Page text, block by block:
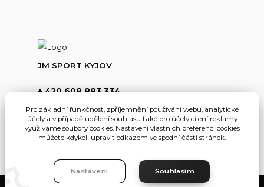
JM SPORT KYJOV
+ 420 608 883 334
info@jmsportkyjov.cz
Pro základní funkčnost, zpříjemnění používání webu, analytické
účely a v případě udělení souhlasu také pro účely cílení reklamy
využíváme soubory cookies. Nastavení vlastních preferencí cookies
můžete kdykoli upravit odkazem ve spodní části stránek.
Nastavení Souhlasím